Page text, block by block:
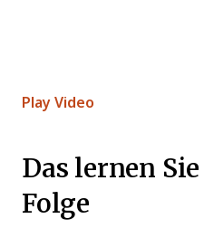
Play Video
Das lernen
Folge